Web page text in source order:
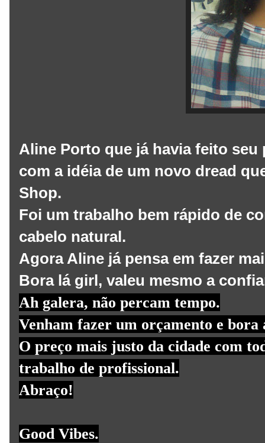
Aline Porto que já havia feito
com a idéia de um novo dread
Shop.
Foi um trabalho bem rápido de
cabelo natural.
Agora Aline já pensa em fazer
Bora lá girl, valeu mesmo a
Ah galera, não percam tempo.
Venham fazer um orçamento e
O preço mais justo da cidade com
trabalho de profissional.
Abraço!
Good Vibes.